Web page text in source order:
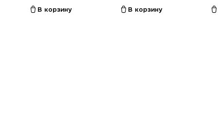
В корзину В корзину